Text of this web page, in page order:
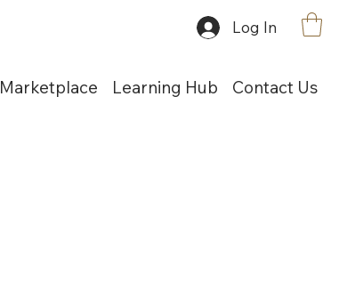
Log In
Marketplace Learning Hub Contact Us